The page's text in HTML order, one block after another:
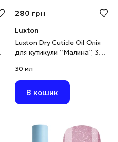
280 грн
Luxton
Luxton Dry Cuticle Oil Олія
для кутикули “Малина”, 30
30 мл
В кошик